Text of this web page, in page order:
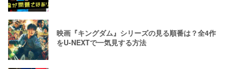
映画『キングダム』シリーズの見る順番は？全4作
をU-NEXTで一気見する方法